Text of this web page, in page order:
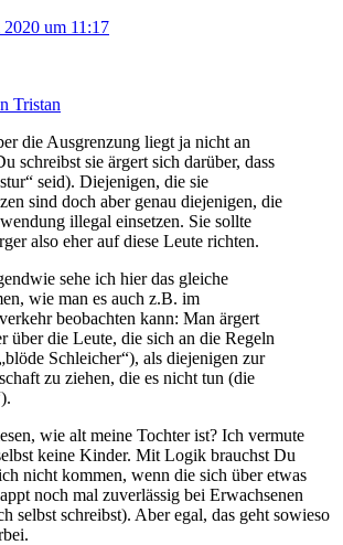
um 11:17
Tristan
die Ausgrenzung liegt ja nicht an
schreibst sie ärgert sich darüber, dass
seid). Diejenigen, die sie
sind doch aber genau diejenigen, die
illegal einsetzen. Sie sollte
also eher auf diese Leute richten.
sehe ich hier das gleiche
wie man es auch z.B. im
beobachten kann: Man ärgert
über die Leute, die sich an die Regeln
Schleicher“), als diejenigen zur
zu ziehen, die es nicht tun (die
wie alt meine Tochter ist? Ich vermute
keine Kinder. Mit Logik brauchst Du
nicht kommen, wenn die sich über etwas
noch mal zuverlässig bei Erwachsenen
selbst schreibst). Aber egal, das geht sowieso